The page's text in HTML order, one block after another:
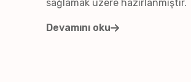
sağlamak üzere hazırlanmıştır.
Devamını oku